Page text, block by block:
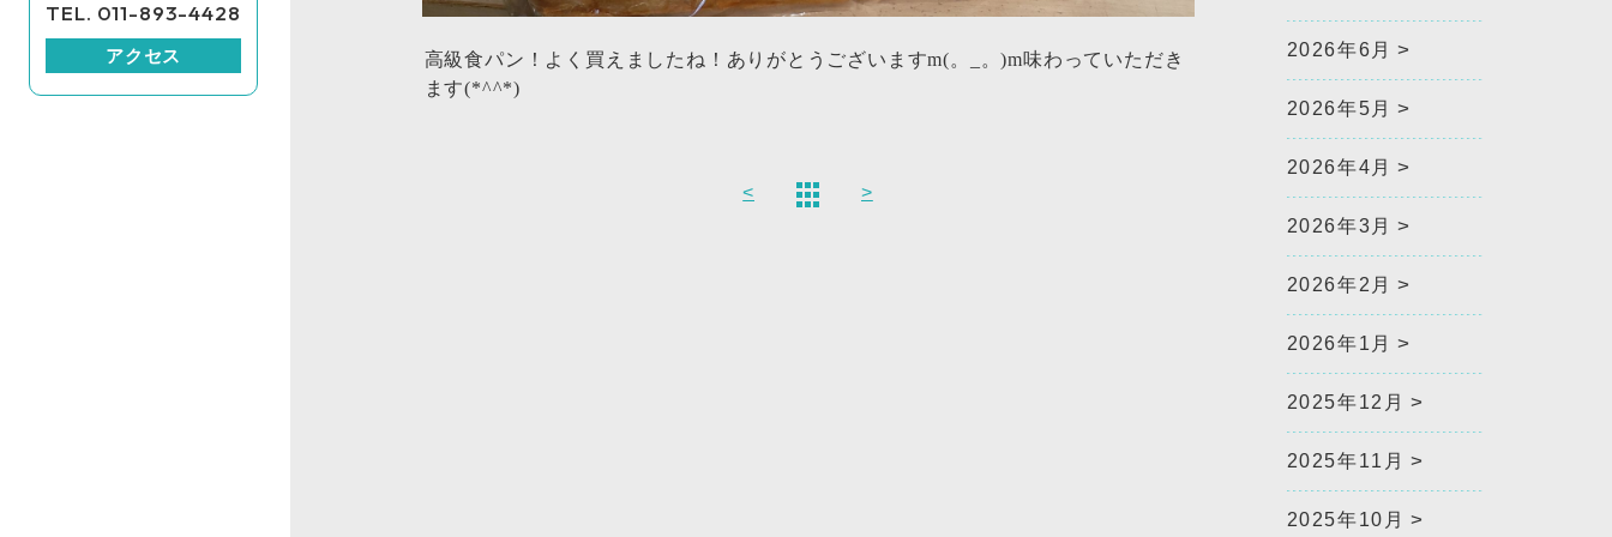
TEL. 011-893-4428
アクセス
高級食パン！よく買えましたね！ありがとうございますm(。_。)m味わっていただき
ます(*^^*)
< >
2026年6月
2026年5月
2026年4月
2026年3月
2026年2月
2026年1月
2025年12月
2025年11月
2025年10月